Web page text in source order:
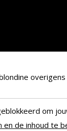
om
de inhoud te